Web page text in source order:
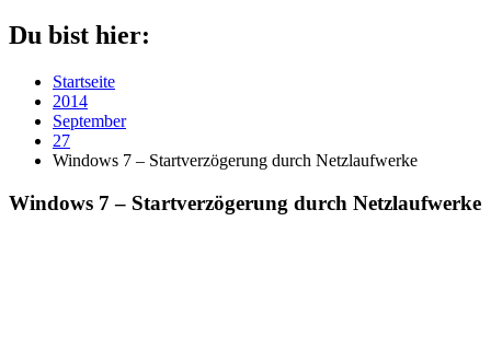
Du bist hier:
Startseite
2014
September
27
Windows 7 – Startverzögerung durch Netzlaufwerke
Windows 7 – Startverzögerung durch Netzlaufwerke